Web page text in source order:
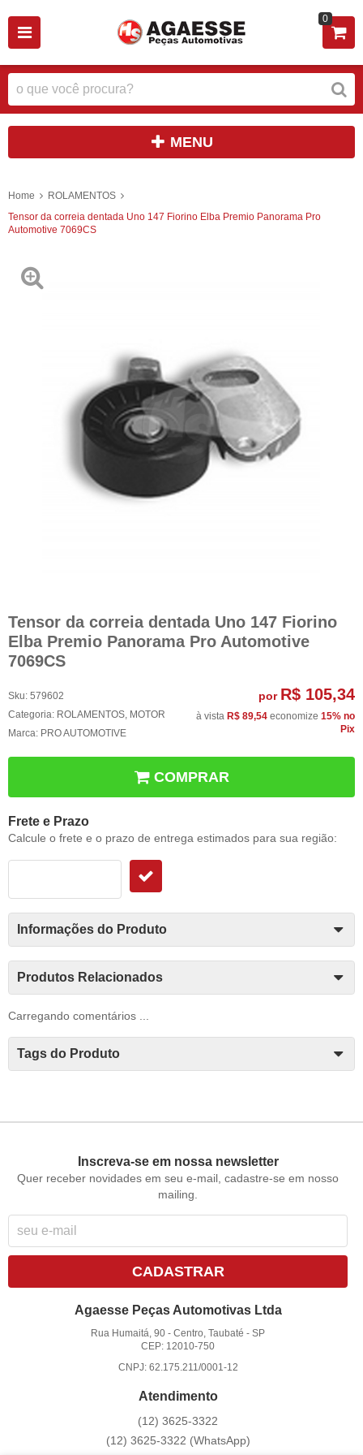
0
MENU
Home
ROLAMENTOS
Tensor da correia dentada Uno 147 Fiorino Elba Premio Panorama Pro
Automotive 7069CS
Tensor da correia dentada Uno 147 Fiorino
Elba Premio Panorama Pro Automotive
7069CS
Sku: 579602
Categoria: ROLAMENTOS, MOTOR
Marca: PRO AUTOMOTIVE
por R$ 105,34
à vista R$ 89,54 economize 15% no
Pix
COMPRAR
Frete e Prazo
Calcule o frete e o prazo de entrega estimados para sua região:
Informações do Produto
Produtos Relacionados
Carregando comentários ...
Tags do Produto
Inscreva-se em nossa newsletter
Quer receber novidades em seu e-mail, cadastre-se em nosso
mailing.
CADASTRAR
Agaesse Peças Automotivas Ltda
Rua Humaitá, 90 -Centro, Taubaté -SP
CEP: 12010-750
CNPJ: 62.175.211/0001-12
Atendimento
(12) 3625-3322
(12) 3625-3322 (WhatsApp)